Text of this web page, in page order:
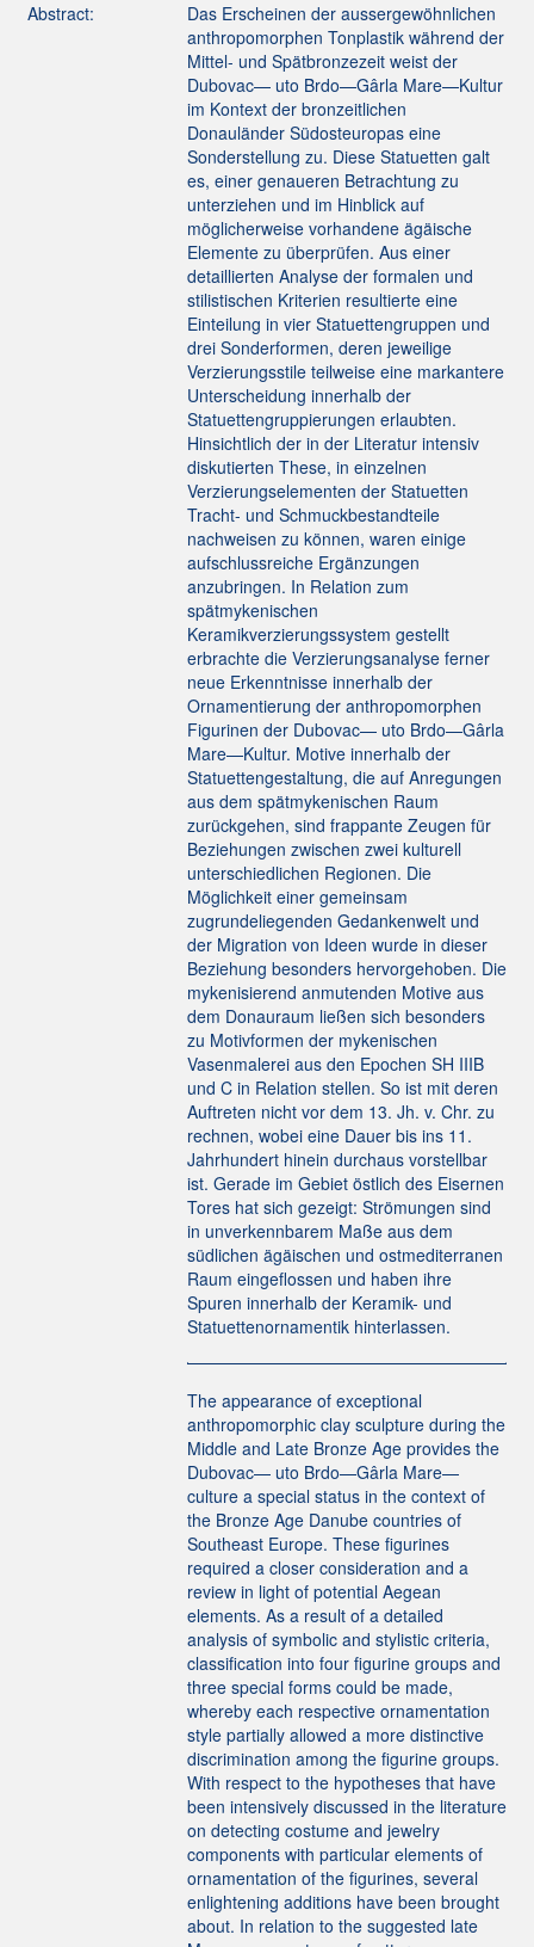
Abstract:
Das Erscheinen der aussergewöhnlichen
anthropomorphen Tonplastik während der
Mittel- und Spätbronzezeit weist der
Dubovac— uto Brdo—Gârla Mare—Kultur
im Kontext der bronzeitlichen
Donauländer Südosteuropas eine
Sonderstellung zu. Diese Statuetten galt
es, einer genaueren Betrachtung zu
unterziehen und im Hinblick auf
möglicherweise vorhandene ägäische
Elemente zu überprüfen. Aus einer
detaillierten Analyse der formalen und
stilistischen Kriterien resultierte eine
Einteilung in vier Statuettengruppen und
drei Sonderformen, deren jeweilige
Verzierungsstile teilweise eine markantere
Unterscheidung innerhalb der
Statuettengruppierungen erlaubten.
Hinsichtlich der in der Literatur intensiv
diskutierten These, in einzelnen
Verzierungselementen der Statuetten
Tracht- und Schmuckbestandteile
nachweisen zu können, waren einige
aufschlussreiche Ergänzungen
anzubringen. In Relation zum
spätmykenischen
Keramikverzierungssystem gestellt
erbrachte die Verzierungsanalyse ferner
neue Erkenntnisse innerhalb der
Ornamentierung der anthropomorphen
Figurinen der Dubovac— uto Brdo—Gârla
Mare—Kultur. Motive innerhalb der
Statuettengestaltung, die auf Anregungen
aus dem spätmykenischen Raum
zurückgehen, sind frappante Zeugen für
Beziehungen zwischen zwei kulturell
unterschiedlichen Regionen. Die
Möglichkeit einer gemeinsam
zugrundeliegenden Gedankenwelt und
der Migration von Ideen wurde in dieser
Beziehung besonders hervorgehoben. Die
mykenisierend anmutenden Motive aus
dem Donauraum ließen sich besonders
zu Motivformen der mykenischen
Vasenmalerei aus den Epochen SH IIIB
und C in Relation stellen. So ist mit deren
Auftreten nicht vor dem 13. Jh. v. Chr. zu
rechnen, wobei eine Dauer bis ins 11.
Jahrhundert hinein durchaus vorstellbar
ist. Gerade im Gebiet östlich des Eisernen
Tores hat sich gezeigt: Strömungen sind
in unverkennbarem Maße aus dem
südlichen ägäischen und ostmediterranen
Raum eingeflossen und haben ihre
Spuren innerhalb der Keramik- und
Statuettenornamentik hinterlassen.
The appearance of exceptional
anthropomorphic clay sculpture during the
Middle and Late Bronze Age provides the
Dubovac— uto Brdo—Gârla Mare—
culture a special status in the context of
the Bronze Age Danube countries of
Southeast Europe. These figurines
required a closer consideration and a
review in light of potential Aegean
elements. As a result of a detailed
analysis of symbolic and stylistic criteria,
classification into four figurine groups and
three special forms could be made,
whereby each respective ornamentation
style partially allowed a more distinctive
discrimination among the figurine groups.
With respect to the hypotheses that have
been intensively discussed in the literature
on detecting costume and jewelry
components with particular elements of
ornamentation of the figurines, several
enlightening additions have been brought
about. In relation to the suggested late